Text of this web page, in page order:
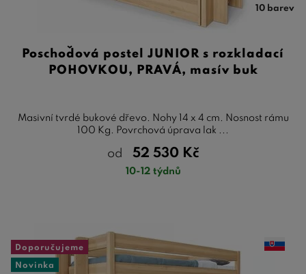
10 barev
Poschoďová postel JUNIOR s rozkladací
POHOVKOU, PRAVÁ, masív buk
Masivní tvrdé bukové dřevo. Nohy 14 x 4 cm. Nosnost rámu
100 Kg. Povrchová úprava lak ...
od 52 530 Kč
10-12 týdnů
Doporučujeme
Novinka